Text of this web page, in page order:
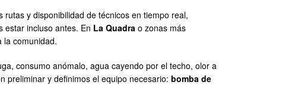
y disponibilidad de técnicos en tiempo real,
estar incluso antes. En La Quadra o zonas más
la comunidad.
consumo anómalo, agua cayendo por el techo, olor a
preliminar y definimos el equipo necesario: bomba de